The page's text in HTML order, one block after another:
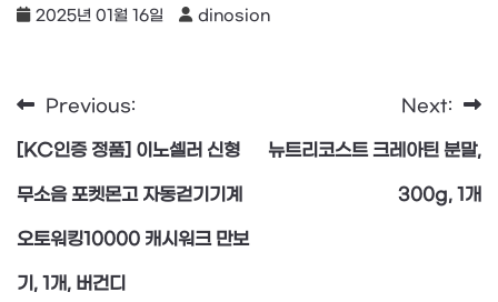
2025년 01월 16일 dinosion
글
탐
색
Previous:
[KC인증 정품] 이노셀러 신형
무소음 포켓몬고 자동걷기기계
오토워킹10000 캐시워크 만보
기, 1개, 버건디
Next:
뉴트리코스트 크레아틴 분말,
300g, 1개